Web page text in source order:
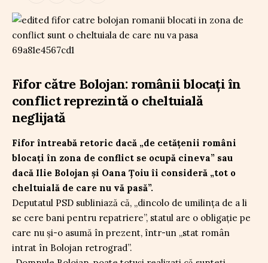
Fifor către Bolojan: românii blocați în
conflict reprezintă o cheltuială
neglijată
Fifor întreabă retoric dacă „de cetățenii români
blocați în zona de conflict se ocupă cineva” sau
dacă Ilie Bolojan și Oana Țoiu îi consideră „tot o
cheltuială de care nu vă pasă”.
Deputatul PSD subliniază că, „dincolo de umilința de a li
se cere bani pentru repatriere”, statul are o obligație pe
care nu și-o asumă în prezent, într-un „stat român
intrat în Bolojan retrograd”.